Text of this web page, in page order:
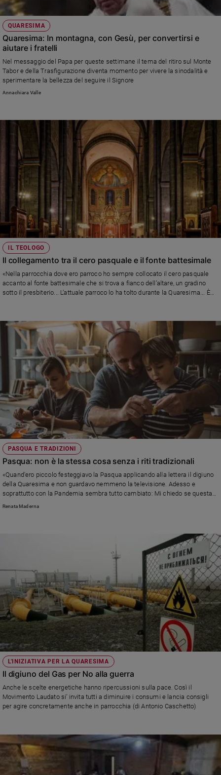
QUARESIMA
Quaresima: In montagna, con Gesù, per convertirsi e
aiutare i fratelli
Nel messaggio del Papa per queste settimane il tema del ritiro sul Monte
Tabor e della Trasfigurazione diventa momento per vivere la sinodalità e
sperimentare la bellezza del seguire il Signore
Annachiara Valle
IL TEOLOGO
Il collegamento tra il cero pasquale e il fonte battesimale
«Nella parrocchia dove ero parroco ho sempre collocato il cero pasquale
accanto al fonte battesimale che si trova a fianco dell’altare, un gradino
sotto il presbiterio... L’attuale parroco lo ha tolto durante la Quaresima... È
PASQUA E TRADIZIONI
Pasqua: non è la stessa cosa senza i riti tradizionali
«Quand'ero piccolo festeggiavo la Pasqua applicando alla lettera il digiuno
della Quaresima e non guardavo nemmeno la televisione. Adesso e
soprattutto con la Pandemia sembra tutto cambiato: Mi chiedo se questa
festa così importante sarà ridotta a un semplice scambio di uova di
Renata Maderna
L'INIZIATIVA PER LA QUARESIMA
Il digiuno del Gas per No alla guerra
Anche le scelte energetiche hanno ripercussioni sulla pace. Così il
Movimento Laudato si’ invita tutti a diminuire i consumi e lancia consigli
per agire concretamente anche in parrocchia (di Antonio Caschetto)